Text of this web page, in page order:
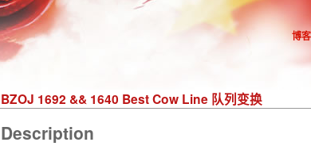
博
BZOJ 1692 && 1640 Best Cow Line 队列变换
Description